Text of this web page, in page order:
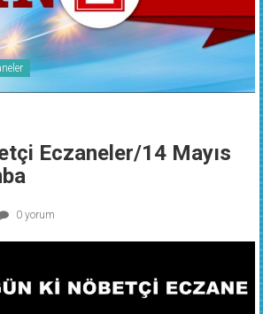
Eczaneler/14 Mayıs
0 yorum